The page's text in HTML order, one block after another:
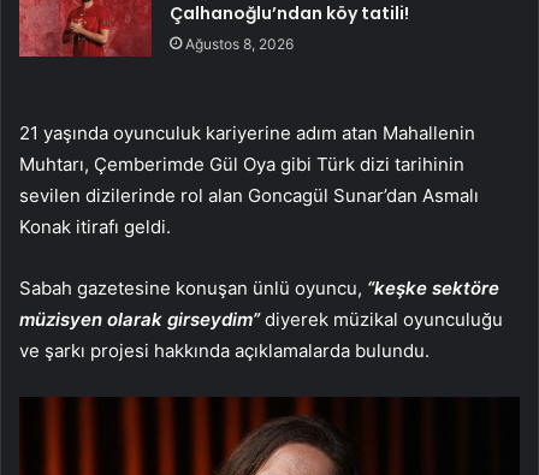
Çalhanoğlu’ndan köy tatili!
Ağustos 8, 2026
21 yaşında oyunculuk kariyerine adım atan Mahallenin
Muhtarı, Çemberimde Gül Oya gibi Türk dizi tarihinin
sevilen dizilerinde rol alan Goncagül Sunar’dan Asmalı
Konak itirafı geldi.
Sabah gazetesine konuşan ünlü oyuncu, “keşke sektöre
müzisyen olarak girseydim”diyerek müzikal oyunculuğu
ve şarkı projesi hakkında açıklamalarda bulundu.